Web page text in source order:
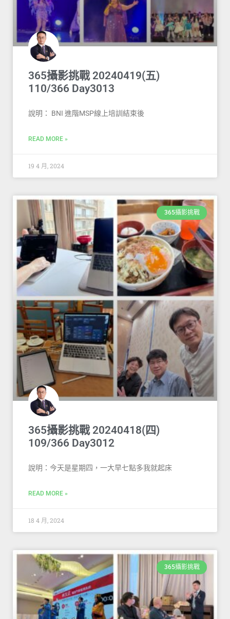
365攝影挑戰 20240419(五)
110/366 Day3013
說明： BNI 進階MSP線上培訓結束後
READ MORE »
19 4 月, 2024
365攝影挑戰
365攝影挑戰 20240418(四)
109/366 Day3012
說明：今天是星期四，一大早七點多我就起床
READ MORE »
18 4 月, 2024
365攝影挑戰